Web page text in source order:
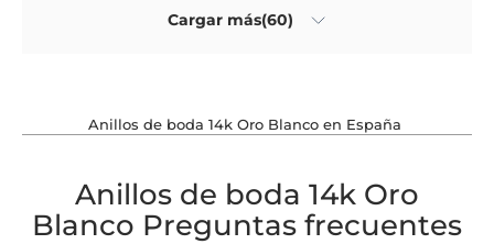
Cargar más(60)
Anillos de boda 14k Oro Blanco en España
Anillos de boda 14k Oro
Blanco Preguntas frecuentes